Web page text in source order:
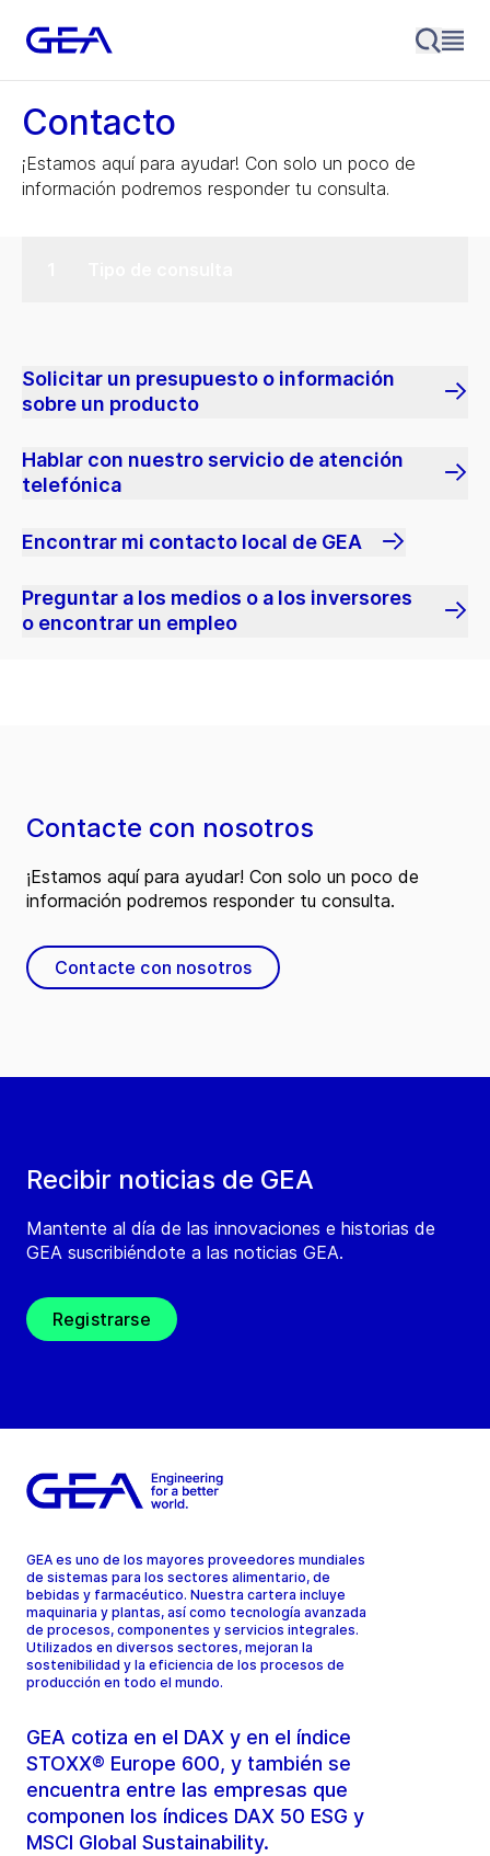
Contacto
¡Estamos aquí para ayudar! Con solo un poco de
información podremos responder tu consulta.
Solicitar un presupuesto o información
sobre un producto
Hablar con nuestro servicio de atención
telefónica
Encontrar mi contacto local de GEA
Preguntar a los medios o a los inversores
o encontrar un empleo
Recibir noticias de GEA
Mantente al día de las innovaciones e historias de
GEA suscribiéndote a las noticias GEA.
Registrarse
Contacte con nosotros
¡Estamos aquí para ayudar! Con solo un poco de
información podremos responder tu consulta.
Contacte con nosotros
GEA es uno de los mayores proveedores mundiales
de sistemas para los sectores alimentario, de
bebidas y farmacéutico. Nuestra cartera incluye
maquinaria y plantas, así como tecnología avanzada
de procesos, componentes y servicios integrales.
Utilizados en diversos sectores, mejoran la
sostenibilidad y la eficiencia de los procesos de
producción en todo el mundo.
GEA cotiza en el DAX y en el índice
STOXX® Europe 600, y también se
encuentra entre las empresas que
componen los índices DAX 50 ESG y
MSCI Global Sustainability.